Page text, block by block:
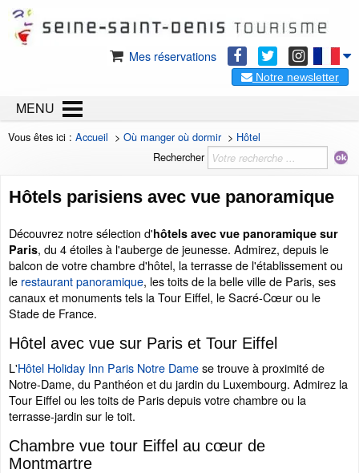
Mes réservations
Notre newsletter
MENU
Vous êtes ici : Accueil > Où manger où dormir> Hôtel
Rechercher
Hôtels parisiens avec vue panoramique
Découvrez notre sélection d'hôtels avec vue panoramique sur
Paris, du 4 étoiles à l'auberge de jeunesse. Admirez, depuis le
balcon de votre chambre d'hôtel, la terrasse de l'établissement ou
le restaurant panoramique, les toits de la belle ville de Paris, ses
canaux et monuments tels la Tour Eiffel, le Sacré-Cœur ou le
Stade de France.
Hôtel avec vue sur Paris et Tour Eiffel
L'Hôtel Holiday Inn Paris Notre Damese trouve à proximité de
Notre-Dame, du Panthéon et du jardin du Luxembourg. Admirez la
Tour Eiffel ou les toits de Paris depuis votre chambre ou la
terrasse-jardin sur le toit.
Chambre vue tour Eiffel au cœur de
Montmartre